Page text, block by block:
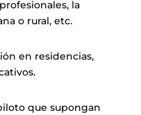
la
o rural, etc.
en residencias,
que supongan